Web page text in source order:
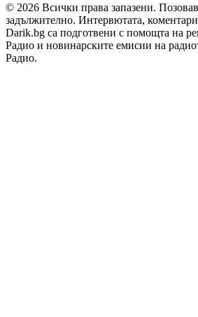
© 2026 Всички права запазени.
задължително. Интервютата,
Darik.bg са подготвени с помощта на
Радио и новинарските емисии на
Радио.